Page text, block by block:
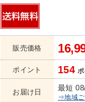
販売価格
ポイント 154
お届け日 最短
⇒地域ご